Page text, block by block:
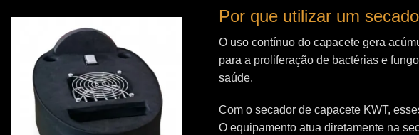
Por que utilizar um
O uso contínuo do capacete gera
para a proliferação de bactérias e
saúde.
Com o secador de capacete KWT,
O equipamento atua diretamente na